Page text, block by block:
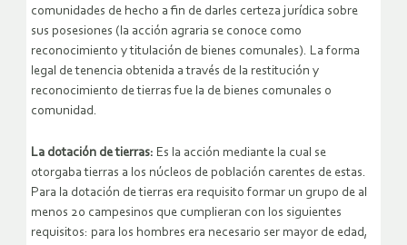
comunidades de hecho a fin de darles certeza jurídica sobre
sus posesiones (la acción agraria se conoce como
reconocimiento y titulación de bienes comunales). La forma
legal de tenencia obtenida a través de la restitución y
reconocimiento de tierras fue la de bienes comunales o
comunidad.
La dotación de tierras: Es la acción mediante la cual se
otorgaba tierras a los núcleos de población carentes de estas.
Para la dotación de tierras era requisito formar un grupo de al
menos 20 campesinos que cumplieran con los siguientes
requisitos: para los hombres era necesario ser mayor de edad,